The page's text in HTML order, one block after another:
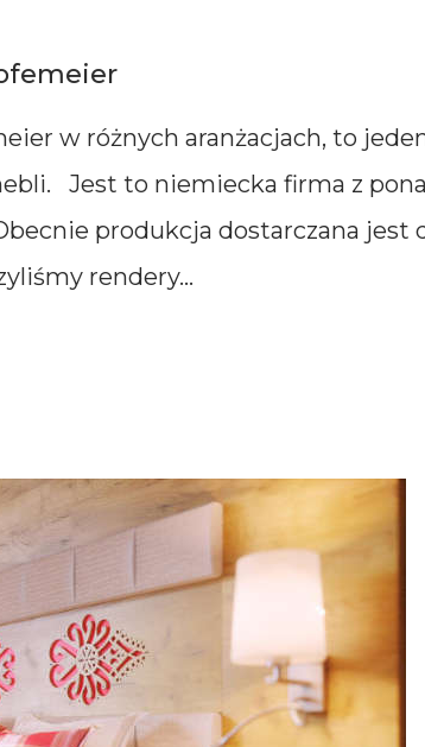
w różnych aranżacjach, to
Jest to niemiecka firma z
produkcja dostarczana
rendery...